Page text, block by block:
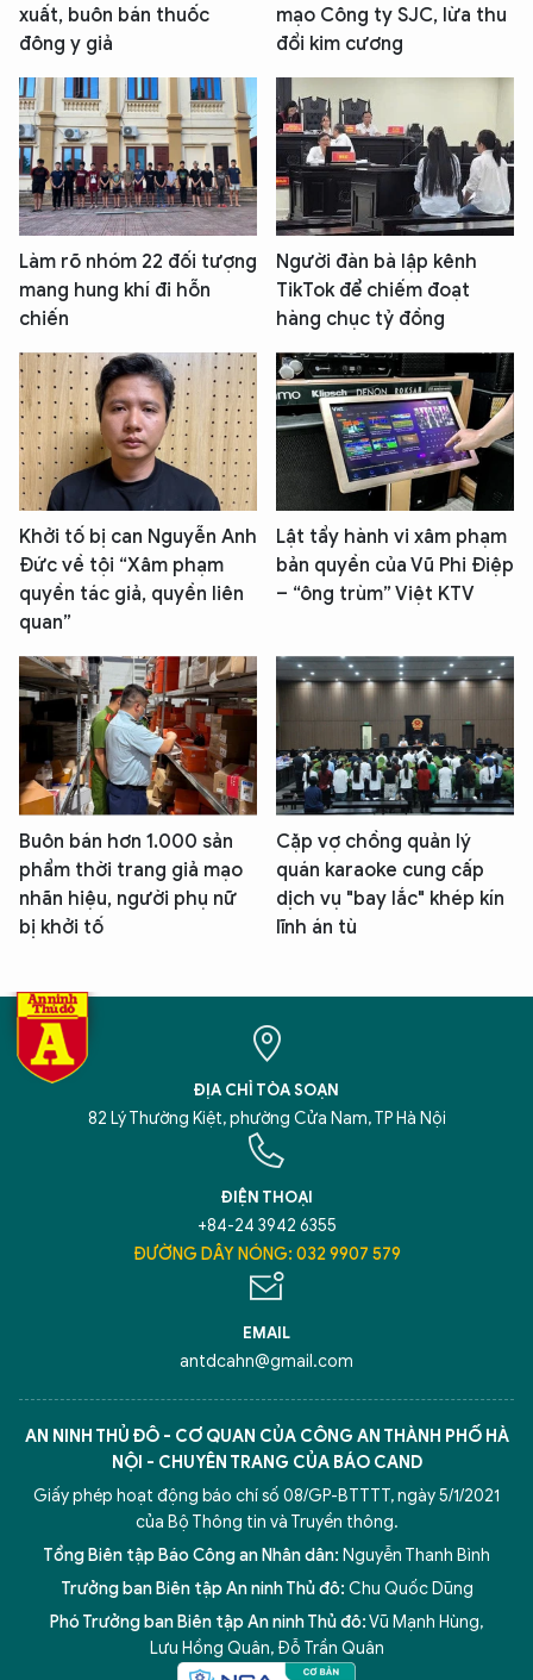
xuất, buôn bán thuốc
đông y giả
mạo Công ty SJC, lừa thu
đổi kim cương
Làm rõ nhóm 22 đối tượng
mang hung khí đi hỗn
chiến
Người đàn bà lập kênh
TikTok để chiếm đoạt
hàng chục tỷ đồng
Khởi tố bị can Nguyễn Anh
Đức về tội “Xâm phạm
quyền tác giả, quyền liên
quan”
Lật tẩy hành vi xâm phạm
bản quyền của Vũ Phi Điệp
– “ông trùm” Việt KTV
Buôn bán hơn 1.000 sản
phẩm thời trang giả mạo
nhãn hiệu, người phụ nữ
bị khởi tố
Cặp vợ chồng quản lý
quán karaoke cung cấp
dịch vụ "bay lắc" khép kín
lĩnh án tù
ĐỊA CHỈ TÒA SOẠN
82 Lý Thường Kiệt, phường Cửa Nam, TP Hà Nội
ĐIỆN THOẠI
+84-24 3942 6355
ĐƯỜNG DÂY NÓNG: 032 9907 579
EMAIL
antdcahn@gmail.com
AN NINH THỦ ĐÔ - CƠ QUAN CỦA CÔNG AN THÀNH PHỐ HÀ
NỘI - CHUYÊN TRANG CỦA BÁO CAND
Giấy phép hoạt động báo chí số 08/GP-BTTTT, ngày 5/1/2021
của Bộ Thông tin và Truyền thông.
Tổng Biên tập Báo Công an Nhân dân: Nguyễn Thanh Bình
Trưởng ban Biên tập An ninh Thủ đô: Chu Quốc Dũng
Phó Trưởng ban Biên tập An ninh Thủ đô:Vũ Mạnh Hùng,
Lưu Hồng Quân, Đỗ Trần Quân